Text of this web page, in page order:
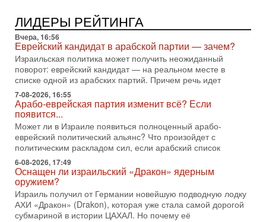
03/08/2026
Президент США Дональд Трамп объявил о возобновлении
переговоров с Ираном, но Тегеран пока не подтвердил
готовность к диалогу. По словам американского
2-08-2026, 08:42
Трамп отменил удар по Ирану - НОВОСТИ
02/08/2026
Президент США Дональд Трамп сегодня заявил об отмене
подготовленного удара по Ирану после обращений
Тегерана и других стран региона. По его словам,
1-08-2026, 17:50
«Русский голос» Израиля: кто заберет его на этот
раз?
Голоса русскоязычных репатриантов не раз кардинально
меняли политический ландшафт Израиля. Достаточно
вспомнить взлет партии «Исраэль ба-алия», когда
31-07-2026, 17:00
ЛИДЕРЫ РЕЙТИНГА
Вчера, 16:56
Еврейский кандидат в арабской партии — зачем?
Израильская политика может получить неожиданный
поворот: еврейский кандидат — на реальном месте в
списке одной из арабских партий. Причем речь идет
7-08-2026, 16:55
Арабо-еврейская партия изменит всё? Если
появится...
Может ли в Израиле появиться полноценный арабо-
еврейский политический альянс? Что произойдет с
политическим раскладом сил, если арабский список
6-08-2026, 17:49
Оснащен ли израильский «Дракон» ядерным
оружием?
Израиль получил от Германии новейшую подводную лодку
АХИ «Дракон» (Drakon), которая уже стала самой дорогой
субмариной в истории ЦАХАЛ. Но почему её